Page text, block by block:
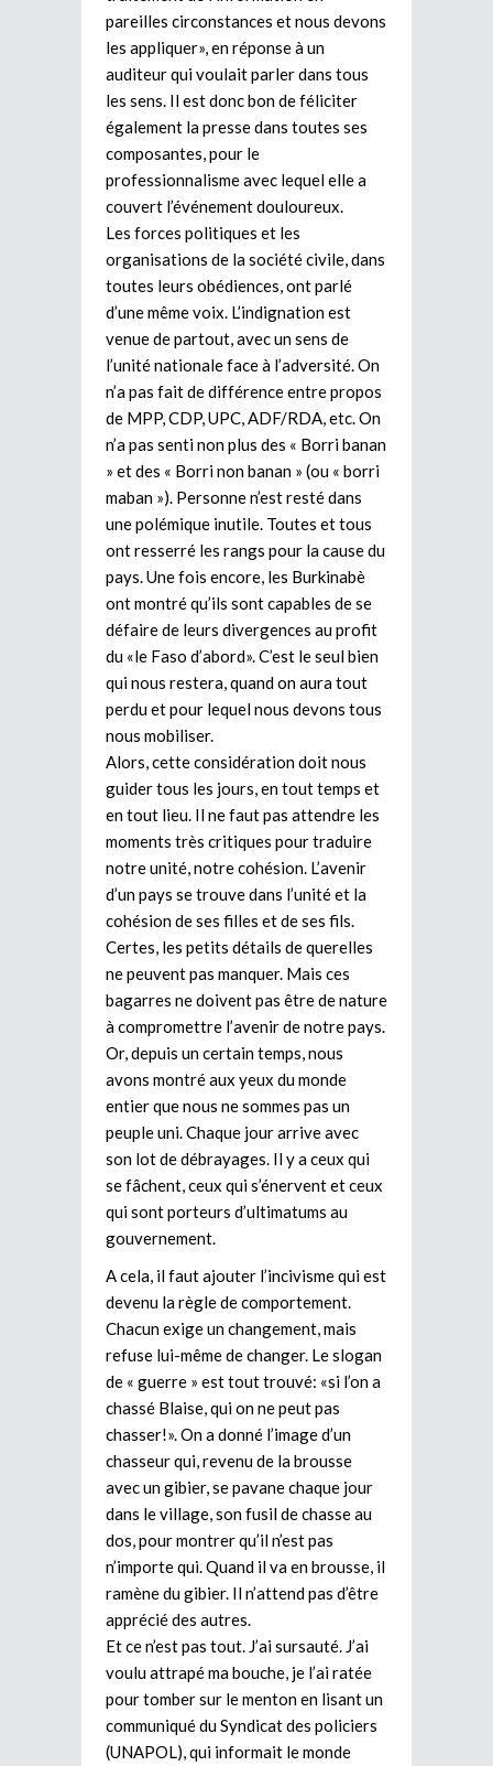
pareilles circonstances et nous devons
les appliquer», en réponse à un
auditeur qui voulait parler dans tous
les sens. Il est donc bon de féliciter
également la presse dans toutes ses
composantes, pour le
professionnalisme avec lequel elle a
couvert l’événement douloureux.
Les forces politiques et les
organisations de la société civile, dans
toutes leurs obédiences, ont parlé
d’une même voix. L’indignation est
venue de partout, avec un sens de
l’unité nationale face à l’adversité. On
n’a pas fait de différence entre propos
de MPP, CDP, UPC, ADF/RDA, etc. On
n’a pas senti non plus des « Borri banan
» et des « Borri non banan » (ou « borri
maban »). Personne n’est resté dans
une polémique inutile. Toutes et tous
ont resserré les rangs pour la cause du
pays. Une fois encore, les Burkinabè
ont montré qu’ils sont capables de se
défaire de leurs divergences au profit
du «le Faso d’abord». C’est le seul bien
qui nous restera, quand on aura tout
perdu et pour lequel nous devons tous
nous mobiliser.
Alors, cette considération doit nous
guider tous les jours, en tout temps et
en tout lieu. Il ne faut pas attendre les
moments très critiques pour traduire
notre unité, notre cohésion. L’avenir
d’un pays se trouve dans l’unité et la
cohésion de ses filles et de ses fils.
Certes, les petits détails de querelles
ne peuvent pas manquer. Mais ces
bagarres ne doivent pas être de nature
à compromettre l’avenir de notre pays.
Or, depuis un certain temps, nous
avons montré aux yeux du monde
entier que nous ne sommes pas un
peuple uni. Chaque jour arrive avec
son lot de débrayages. Il y a ceux qui
se fâchent, ceux qui s’énervent et ceux
qui sont porteurs d’ultimatums au
gouvernement.
A cela, il faut ajouter l’incivisme qui est
devenu la règle de comportement.
Chacun exige un changement, mais
refuse lui-même de changer. Le slogan
de « guerre » est tout trouvé: «si l’on a
chassé Blaise, qui on ne peut pas
chasser!». On a donné l’image d’un
chasseur qui, revenu de la brousse
avec un gibier, se pavane chaque jour
dans le village, son fusil de chasse au
dos, pour montrer qu’il n’est pas
n’importe qui. Quand il va en brousse, il
ramène du gibier. Il n’attend pas d’être
apprécié des autres.
Et ce n’est pas tout. J’ai sursauté. J’ai
voulu attrapé ma bouche, je l’ai ratée
pour tomber sur le menton en lisant un
communiqué du Syndicat des policiers
(UNAPOL), qui informait le monde